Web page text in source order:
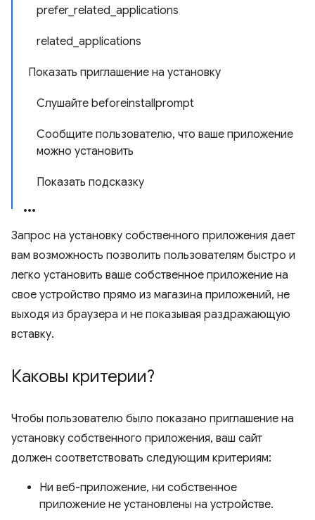
prefer_related_applications
related_applications
Показать приглашение на установку
Слушайте beforeinstallprompt
Сообщите пользователю, что ваше приложение
можно установить
Показать подсказку
Запрос на установку собственного приложения дает
вам возможность позволить пользователям быстро и
легко установить ваше собственное приложение на
свое устройство прямо из магазина приложений, не
выходя из браузера и не показывая раздражающую
вставку.
Каковы критерии?
Чтобы пользователю было показано приглашение на
установку собственного приложения, ваш сайт
должен соответствовать следующим критериям:
Ни веб-приложение, ни собственное
приложение не установлены на устройстве.